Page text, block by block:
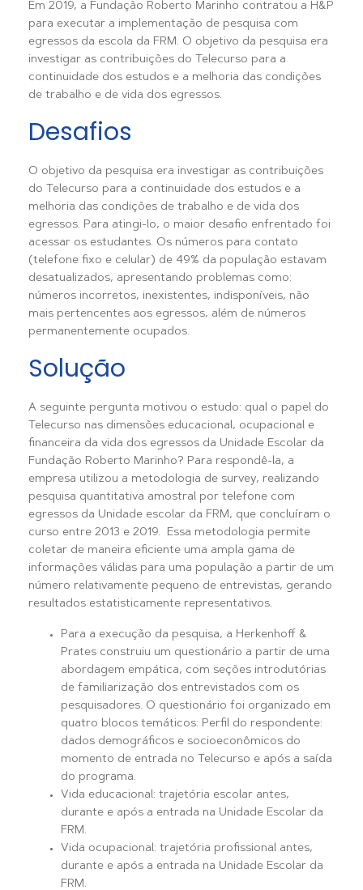
Em 2019, a Fundação Roberto Marinho contratou a H&P
para executar a implementação de pesquisa com
egressos da escola da FRM. O objetivo da pesquisa era
investigar as contribuições do Telecurso para a
continuidade dos estudos e a melhoria das condições
de trabalho e de vida dos egressos.
Desafios
O objetivo da pesquisa era investigar as contribuições
do Telecurso para a continuidade dos estudos e a
melhoria das condições de trabalho e de vida dos
egressos. Para atingi-lo, o maior desafio enfrentado foi
acessar os estudantes. Os números para contato
(telefone fixo e celular) de 49% da população estavam
desatualizados, apresentando problemas como:
números incorretos, inexistentes, indisponíveis, não
mais pertencentes aos egressos, além de números
permanentemente ocupados.
Solução
A seguinte pergunta motivou o estudo: qual o papel do
Telecurso nas dimensões educacional, ocupacional e
financeira da vida dos egressos da Unidade Escolar da
Fundação Roberto Marinho? Para respondê-la, a
empresa utilizou a metodologia de survey, realizando
pesquisa quantitativa amostral por telefone com
egressos da Unidade escolar da FRM, que concluíram o
curso entre 2013 e 2019. Essa metodologia permite
coletar de maneira eficiente uma ampla gama de
informações válidas para uma população a partir de um
número relativamente pequeno de entrevistas, gerando
resultados estatisticamente representativos.
Para a execução da pesquisa, a Herkenhoff &
Prates construiu um questionário a partir de uma
abordagem empática, com seções introdutórias
de familiarização dos entrevistados com os
pesquisadores. O questionário foi organizado em
quatro blocos temáticos: Perfil do respondente:
dados demográficos e socioeconômicos do
momento de entrada no Telecurso e após a saída
do programa.
Vida educacional: trajetória escolar antes,
durante e após a entrada na Unidade Escolar da
FRM.
Vida ocupacional: trajetória profissional antes,
durante e após a entrada na Unidade Escolar da
FRM.